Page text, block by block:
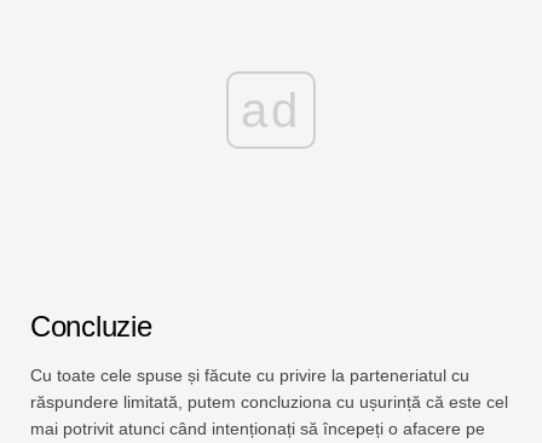
ad
Concluzie
Cu toate cele spuse și făcute cu privire la parteneriatul cu
răspundere limitată, putem concluziona cu ușurință că este cel
mai potrivit atunci când intenționați să începeți o afacere pe